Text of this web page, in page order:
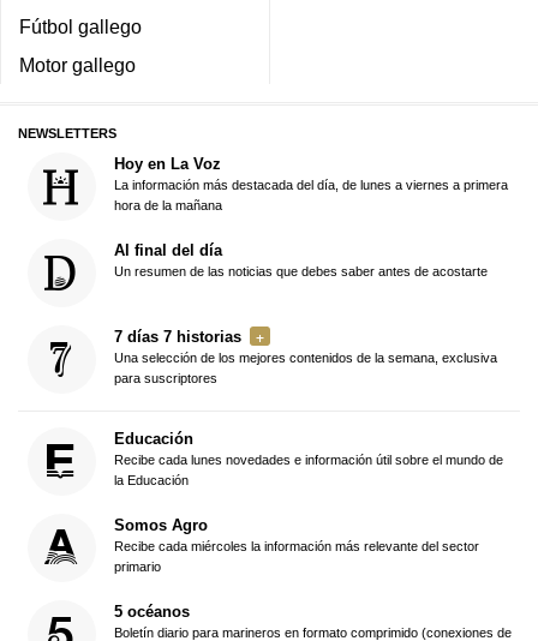
Fútbol gallego
Motor gallego
NEWSLETTERS
Hoy en La Voz
La información más destacada del día, de lunes a viernes a primera
hora de la mañana
Al final del día
Un resumen de las noticias que debes saber antes de acostarte
7 días 7 historias
Una selección de los mejores contenidos de la semana, exclusiva
para suscriptores
Educación
Recibe cada lunes novedades e información útil sobre el mundo de
la Educación
Somos Agro
Recibe cada miércoles la información más relevante del sector
primario
5 océanos
Boletín diario para marineros en formato comprimido (conexiones de